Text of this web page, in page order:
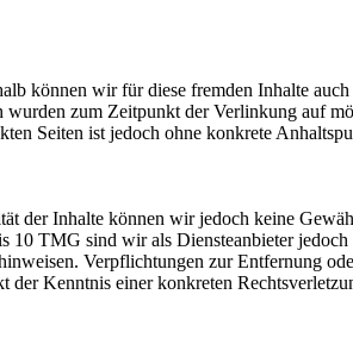
können wir für diese fremden Inhalte
zum Zeitpunkt der Verlinkung auf
Seiten ist jedoch ohne konkrete
Inhalte können wir jedoch keine
TMG sind wir als Diensteanbieter
Verpflichtungen zur Entfernung
Kenntnis einer konkreten